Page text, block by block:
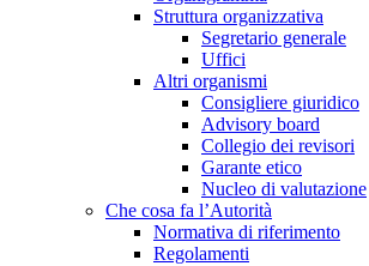
Struttura organizzativa
Segretario generale
Uffici
Altri organismi
Consigliere giuridico
Advisory board
Collegio dei revisori
Garante etico
Nucleo di valutazione
Che cosa fa l’Autorità
Normativa di riferimento
Regolamenti